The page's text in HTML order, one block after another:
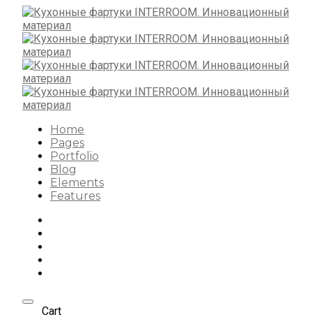
Home
Pages
Portfolio
Blog
Elements
Features
Cart